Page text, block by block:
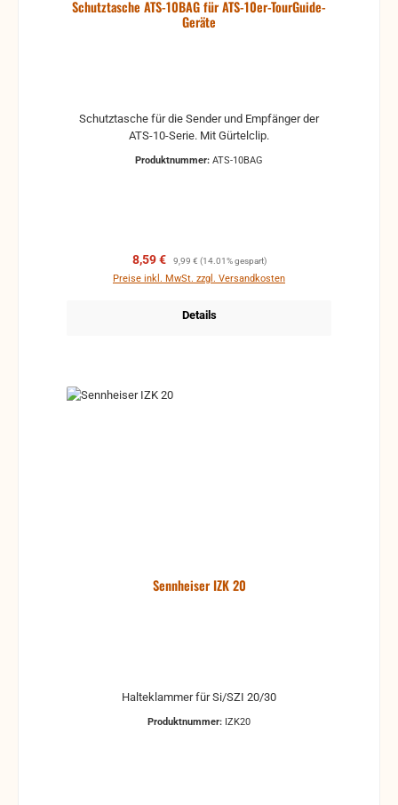
Schutztasche ATS-10BAG für ATS-10er-TourGuide-
Geräte
Schutztasche für die Sender und Empfänger der
ATS-10-Serie. Mit Gürtelclip.
Produktnummer: ATS-10BAG
Verkaufspreis:
8,59 € Regulärer Preis:
9,99 € (14.01% gespart)
Preise inkl. MwSt. zzgl. Versandkosten
Details
Sennheiser IZK 20
Halteklammer für Si/SZI 20/30
Produktnummer: IZK20